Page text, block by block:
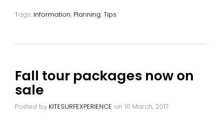
Tags: Information, Planning, Tips
Fall tour packages now on
sale
Posted by KITESURFEXPERIENCE on 10 March, 2017